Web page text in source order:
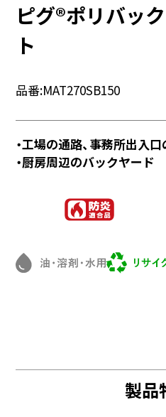
ピグ®ポリバッ
ト
品番:MAT270SB150
・工場の通路、事務所出入
・厨房周辺のバックヤード
製品